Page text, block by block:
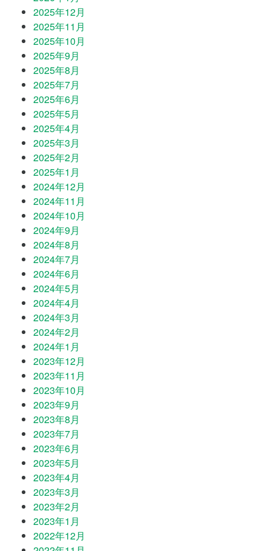
2025年12月
2025年11月
2025年10月
2025年9月
2025年8月
2025年7月
2025年6月
2025年5月
2025年4月
2025年3月
2025年2月
2025年1月
2024年12月
2024年11月
2024年10月
2024年9月
2024年8月
2024年7月
2024年6月
2024年5月
2024年4月
2024年3月
2024年2月
2024年1月
2023年12月
2023年11月
2023年10月
2023年9月
2023年8月
2023年7月
2023年6月
2023年5月
2023年4月
2023年3月
2023年2月
2023年1月
2022年12月